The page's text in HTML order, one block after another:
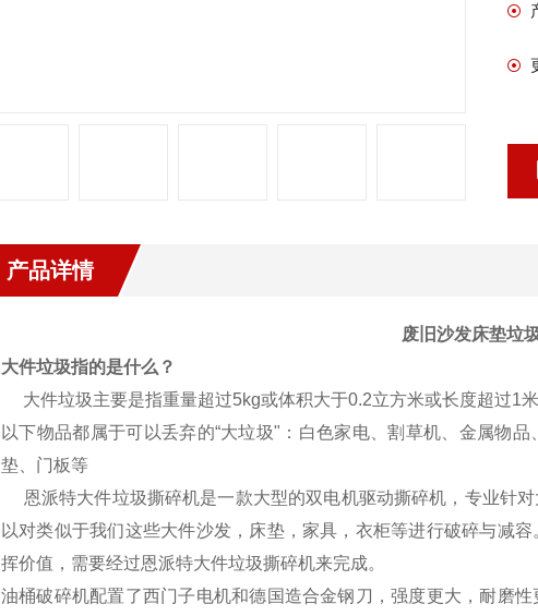
产品详情
废旧沙发床垫垃
大件垃圾指的是什么？
大件垃圾主要是指重量超过5kg或体积大于0.2立方米或长度超过1
以下物品都属于可以丢弃的“大垃圾"：白色家电、割草机、金属物
垫、门板等
恩派特大件垃圾撕碎机是一款大型的双电机驱动撕碎机，专业针
以对类似于我们这些大件沙发，床垫，家具，衣柜等进行破碎与减
挥价值，需要经过恩派特大件垃圾撕碎机来完成。
油桶破碎机配置了西门子电机和德国造合金钢刀，强度更大，耐磨